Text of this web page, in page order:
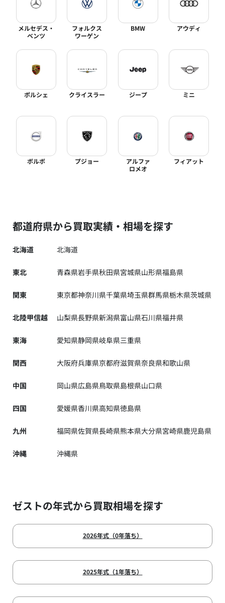
メルセデス・
ベンツ
フォルクス
ワーゲン
BMW アウディ
ポルシェ クライスラー ジープ ミニ
ボルボ プジョー
アルファ
ロメオ
フィアット
都道府県から買取実績・相場を探す
北海道 北海道
東北 青森県岩手県秋田県宮城県山形県福島県
関東 東京都神奈川県千葉県埼玉県群馬県栃木県茨城県
北陸甲信越 山梨県長野県新潟県富山県石川県福井県
東海 愛知県静岡県岐阜県三重県
関西 大阪府兵庫県京都府滋賀県奈良県和歌山県
中国 岡山県広島県鳥取県島根県山口県
四国 愛媛県香川県高知県徳島県
九州 福岡県佐賀県長崎県熊本県大分県宮崎県鹿児島県
沖縄 沖縄県
ゼストの年式から買取相場を探す
2026年式（0年落ち）
2025年式（1年落ち）